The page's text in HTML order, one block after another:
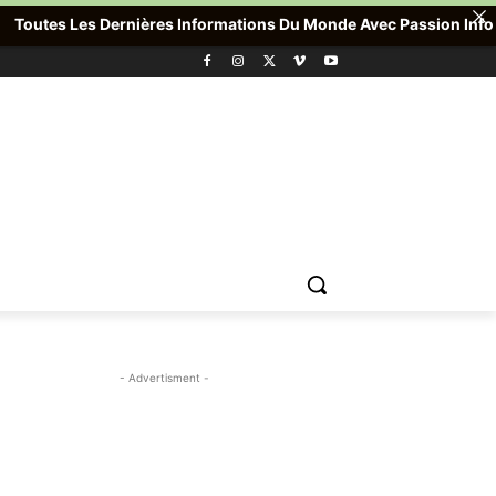
- Advertisment -
Les Dernières Informations Du Monde Avec Passion Info